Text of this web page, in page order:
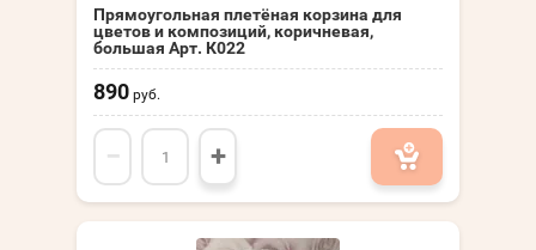
Прямоугольная плетёная корзина для
цветов и композиций, коричневая,
большая Арт. К022
890 руб.
− +